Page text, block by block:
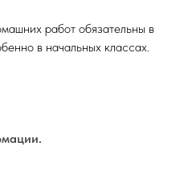
работ обязательны в
в начальных классах.